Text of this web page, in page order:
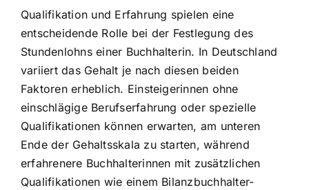
Qualifikation und Erfahrung spielen eine
entscheidende Rolle bei der Festlegung des
Stundenlohns einer Buchhalterin. In Deutschland
variiert das Gehalt je nach diesen beiden
Faktoren erheblich. Einsteigerinnen ohne
einschlägige Berufserfahrung oder spezielle
Qualifikationen können erwarten, am unteren
Ende der Gehaltsskala zu starten, während
erfahrenere Buchhalterinnen mit zusätzlichen
Qualifikationen wie einem Bilanzbuchhalter-